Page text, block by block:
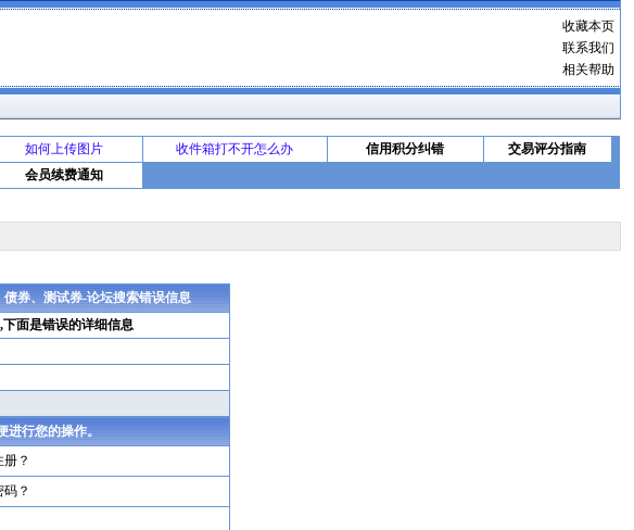
收藏本页
联系我们
相关帮助
如何上传图片 收件箱打不开怎么办 信用积分纠错
交易评分指南
会员续费通知
券、测试券-论坛搜索错误信息
面是错误的详细信息
进行您的操作。
？
？